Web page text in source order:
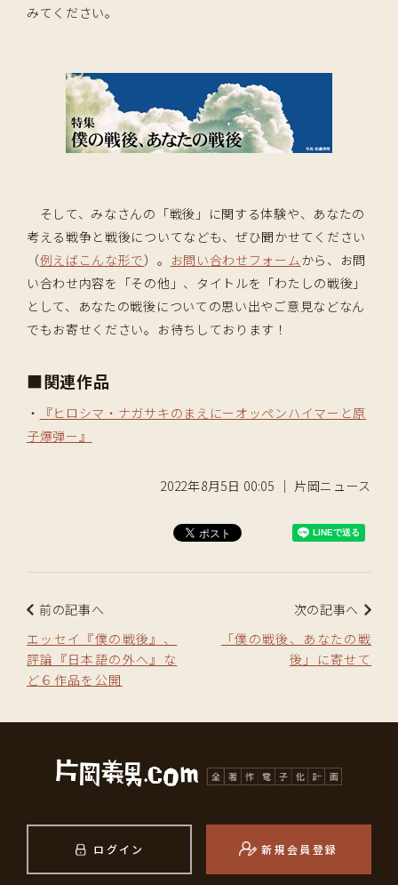
みてください。
そして、みなさんの「戦後」に関する体験や、あなたの
考える戦争と戦後についてなども、ぜひ聞かせてください
（例えばこんな形で）。 お問い合わせフォームから、お問
い合わせ内容を「その他」、タイトルを「わたしの戦後」
として、あなたの戦後についての思い出やご意見などなん
でもお寄せください。お待ちしております！
■関連作品
・
『ヒロシマ・ナガサキのまえにーオッペンハイマーと原
子爆弾ー』
2022年8月5日 00:05 ｜ 片岡ニュース
前の記事へ
エッセイ『僕の戦後』、
評論『日本語の外へ』な
ど６作品を公開
次の記事へ
「僕の戦後、あなたの戦
後」に寄せて
ログイン 新規会員登録